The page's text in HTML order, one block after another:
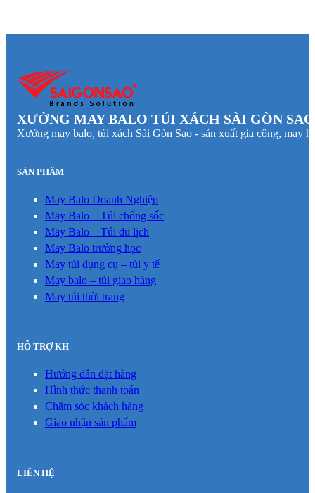
XƯỞNG MAY BALO TÚI XÁCH SÀI GÒN
Xưởng may balo, túi xách Sài Gòn Sao - sản xuất gia công, may
SẢN PHẨM
May Balo Doanh Nghiệp
May Balo – Túi chống sốc
May Balo – Túi du lịch
May Balo trường học
May túi dụng cụ – túi y tế
May balo – túi giao hàng
May túi thời trang
HỖ TRỢ KH
Hướng dẫn đặt hàng
Hình thức thanh toán
Chăm sóc khách hàng
Giao nhận sản phẩm
LIÊN HỆ